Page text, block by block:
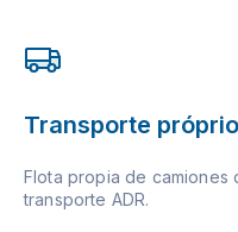
Transporte
Flota propia de
transporte ADR.